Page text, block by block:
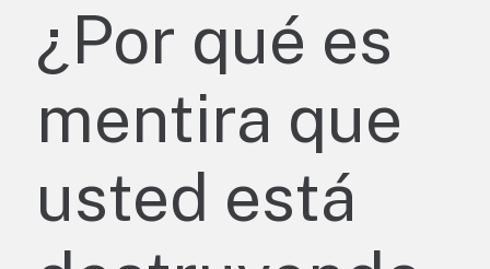
¿Por qué es
mentira que
usted está